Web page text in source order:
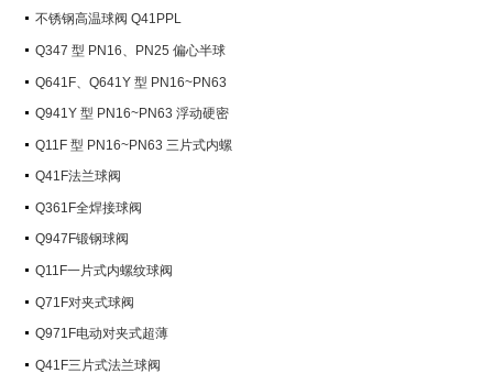
不锈钢高温球阀 Q41PPL
Q347 型 PN16、PN25 偏心半球
阀Q641F、Q641Y 型 PN16~PN63
气动球阀
Q941Y 型 PN16~PN63 浮动硬密
封电动球阀
Q11F 型 PN16~PN63 三片式内螺
纹球阀
Q41F法兰球阀
Q361F全焊接球阀
Q947F锻钢球阀
Q11F一片式内螺纹球阀
Q71F对夹式球阀
Q971F电动对夹式超薄
Q41F三片式法兰球阀